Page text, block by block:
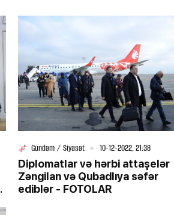
Gündəm / Siyasət 10-12-2022, 21:38
Diplomatlar və hərbi attaşelər
Zəngilan və Qubadlıya səfər
ediblər - FOTOLAR